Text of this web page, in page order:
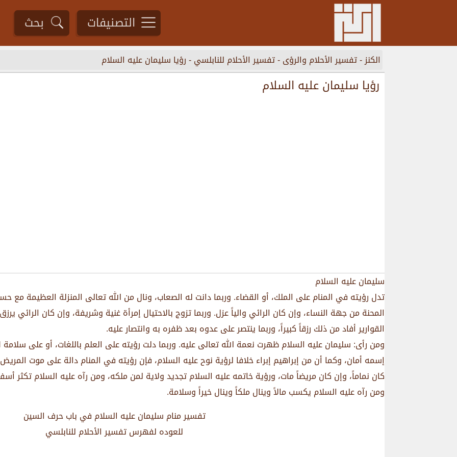
التصنيفات بحث
الكنز-تفسير الأحلام والرؤى-تفسير الأحلام للنابلسي-رؤيا سليمان عليه السلام
رؤيا سليمان عليه السلام
سليمان عليه السلام
تدل رؤيته في المنام على الملك، أو القضاء. وربما دانت له الصعاب، ونال من الله تعالى المنزلة العظيمة مع
المحنة من جهة النساء، وإن كان الرائي والياً عزل. وربما تزوج بالاحتيال إمرأة غنية وشريفة، وإن كان الرائي
القوارير أفاد من ذلك رزقاً كبيراً، وربما ينتصر على عدوه بعد ظفره به وانتصار عليه.
ومن رأى: سليمان عليه السلام ظهرت نعمة الله تعالى عليه. وربما دلت رؤيته على العلم باللغات، أو على
إسمه أمان، وكما أن من إبراهيم إبراء خلافا لرؤية نوح عليه السلام، فإن رؤيته في المنام دالة على موت
كان نماماً، وإن كان مريضاً مات، ورؤية خاتمه عليه السلام تجديد ولاية لمن ملكه، ومن رآه عليه السلام تكثر
ومن رآه عليه السلام يكسب مالاً وينال ملكاً وينال خيراً وسلامة.
تفسير منام سليمان عليه السلام في باب حرف السين
للعوده لفهرس تفسير الأحلام للنابلسي